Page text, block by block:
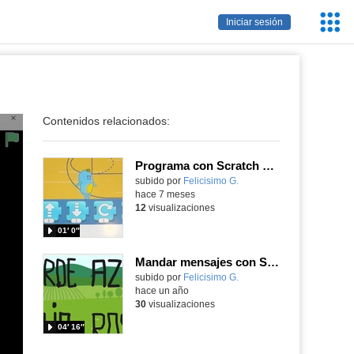
Iniciar sesión
Contenidos relacionados:
Programa con Scratch Jr un juego de saltos en un campo de baloncesto.
Contenido educativo.
subido por Felicisimo G.
01′ 0″
hace 7 meses
12 visualizaciones
Mandar mensajes con Scratch Jr
Contenido educativo.
subido por Felicisimo G.
04′ 16″
hace un año
30visualizaciones